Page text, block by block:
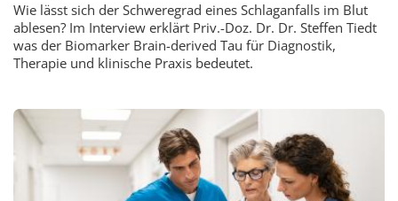
Wie lässt sich der Schweregrad eines Schlaganfalls im Blut
ablesen? Im Interview erklärt Priv.-Doz. Dr. Dr. Steffen Tiedt
was der Biomarker Brain-derived Tau für Diagnostik,
Therapie und klinische Praxis bedeutet.